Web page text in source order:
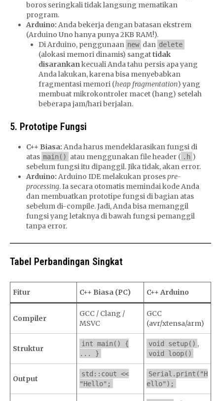
boros seringkali tidak langsung mematikan
program.
Arduino: Anda bekerja dengan batasan ekstrem
(Arduino Uno hanya punya 2KB RAM!).
Di Arduino, penggunaan new dan delete
(alokasi memori dinamis) sangattidak
disarankankecuali Anda tahu persis apa yang
Anda lakukan, karena bisa menyebabkan
fragmentasi memori (heap fragmentation) yang
membuat mikrokontroler macet (hang) setelah
beberapa jam/hari berjalan.
5. Prototipe Fungsi
C++ Biasa: Anda harus mendeklarasikan fungsi di
atas main() atau menggunakan file header ( .h )
sebelum fungsi itu dipanggil. Jika tidak, akan error.
Arduino: Arduino IDE melakukan proses pre-
processing. Ia secara otomatis memindai kode Anda
dan membuatkan prototipe fungsi di bagian atas
sebelum di-compile. Jadi, Anda bisa memanggil
fungsi yang letaknya di bawah fungsi pemanggil
tanpa error.
Tabel Perbandingan Singkat
Fitur C++ Biasa (PC) C++ Arduino
Compiler
GCC / Clang /
MSVC
GCC
(avr/xtensa/arm)
Struktur
int main() {
... }
void setup() ,
void loop()
Output
std::cout <<
"Hello";
Serial.print("H
ello");